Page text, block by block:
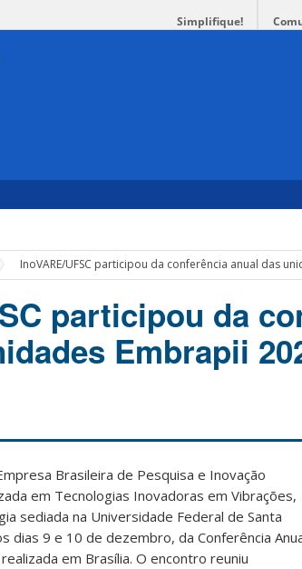
Simplifique!
InoVARE/UFSC participou da conferência anual das
participou da
Embrapii
Brasileira de Pesquisa e Inovação
em Tecnologias Inovadoras em Vibrações,
sediada na Universidade Federal de Santa
dias 9 e 10 de dezembro, da Conferência
em Brasília. O encontro reuniu